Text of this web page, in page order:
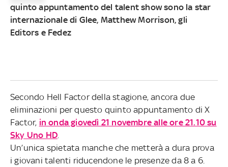
quinto appuntamento del talent show sono la star
internazionale di Glee, Matthew Morrison, gli
Editors e Fedez
Secondo Hell Factor della stagione, ancora due
eliminazioni per questo quinto appuntamento di X
Factor, in onda giovedì 21 novembre alle ore 21.10 su
Sky Uno HD.
Un’unica spietata manche che metterà a dura prova
i giovani talenti riducendone le presenze da 8 a 6.